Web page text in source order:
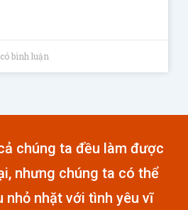
bình luận
chúng ta đều làm được
nhưng chúng ta có thể
nhỏ nhặt với tình yêu vĩ